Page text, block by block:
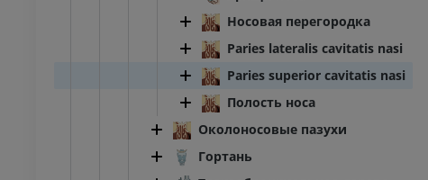
Носовая перегородка
Paries lateralis cavitatis nasi
Paries superior cavitatis nasi
Полость носа
Околоносовые пазухи
Гортань